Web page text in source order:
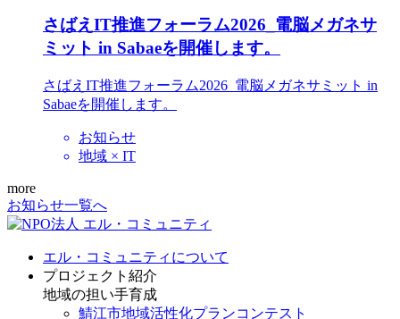
さばえIT推進フォーラム2026_電脳メガネサ
ミット in Sabaeを開催します。
さばえIT推進フォーラム2026_電脳メガネサミット in
Sabaeを開催します。
お知らせ
地域 × IT
more
お知らせ一覧へ
エル・コミュニティについて
プロジェクト紹介
地域の担い手育成
鯖江市地域活性化プランコンテスト